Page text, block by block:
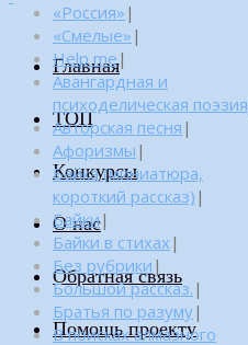
Главная
ТОП
Конкурсы
О нас
Обратная связь
Помощь проекту
«Россия» |
«Смелые» |
Help me|
Авангардная и
психоделическая поэзия
Авторская песня |
Афоризмы |
Байка (миниатюра,
короткий рассказ) |
Байки|
Байки в стихах |
Без рубрики |
Большой рассказ. |
Братья по разуму|
В поисках алмазного